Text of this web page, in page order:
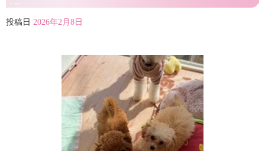
投稿日 2026年2月8日